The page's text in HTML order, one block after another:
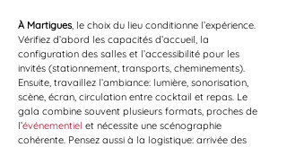
À Martigues, le choix du lieu conditionne l’expérience.
Vérifiez d’abord les capacités d’accueil, la
configuration des salles et l’accessibilité pour les
invités (stationnement, transports, cheminements).
Ensuite, travaillez l’ambiance: lumière, sonorisation,
scène, écran, circulation entre cocktail et repas. Le
gala combine souvent plusieurs formats, proches de
l’événementiel et nécessite une scénographie
cohérente. Pensez aussi à la logistique: arrivée des